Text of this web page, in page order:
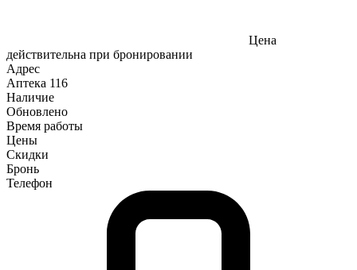
Цена
действительна при бронировании
Адрес
Аптека 116
Наличие
Обновлено
Время работы
Цены
Скидки
Бронь
Телефон